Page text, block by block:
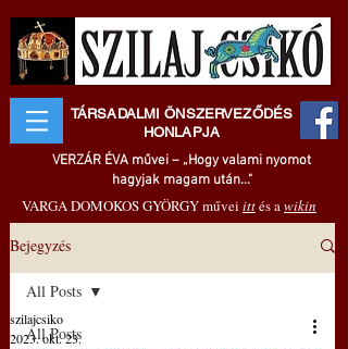
TÁRSADALMI ÖNSZERVEZŐDÉS
HONLAPJA
VERZÁR ÉVA művei – „Hogy valami nyomot
hagyjak magam után..."
VARGA DOMOKOS GYÖRGY művei ittés awikin
Bejegyzés
All Posts
All Posts
szilajcsiko
2023. okt. 23.